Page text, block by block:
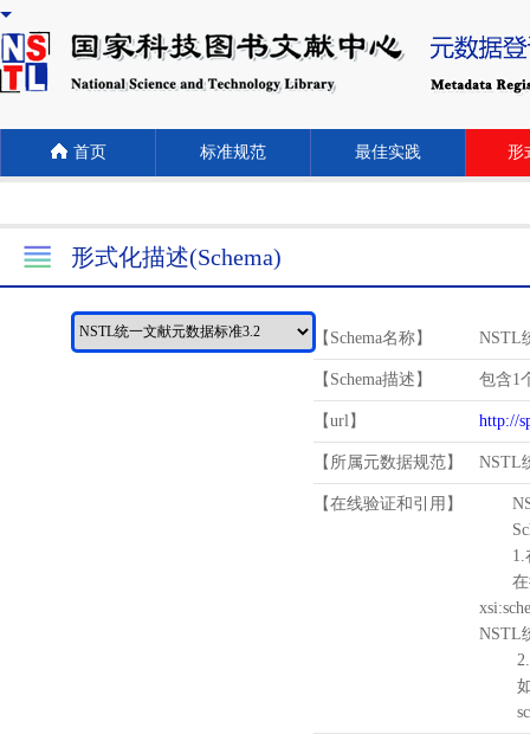
首页 标准规范 最佳实践 形
形式化描述(Schema)
【Schema名称】 NSTL
【Schema描述】 包含1
【url】 http://
【所属元数据规范】 NSTL
【在线验证和引用】
1.
在待
NSTL
2.
如需